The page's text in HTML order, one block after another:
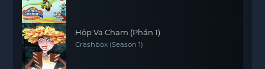
Hộp Va Chạm (Phần 1)
Crashbox (Season 1)